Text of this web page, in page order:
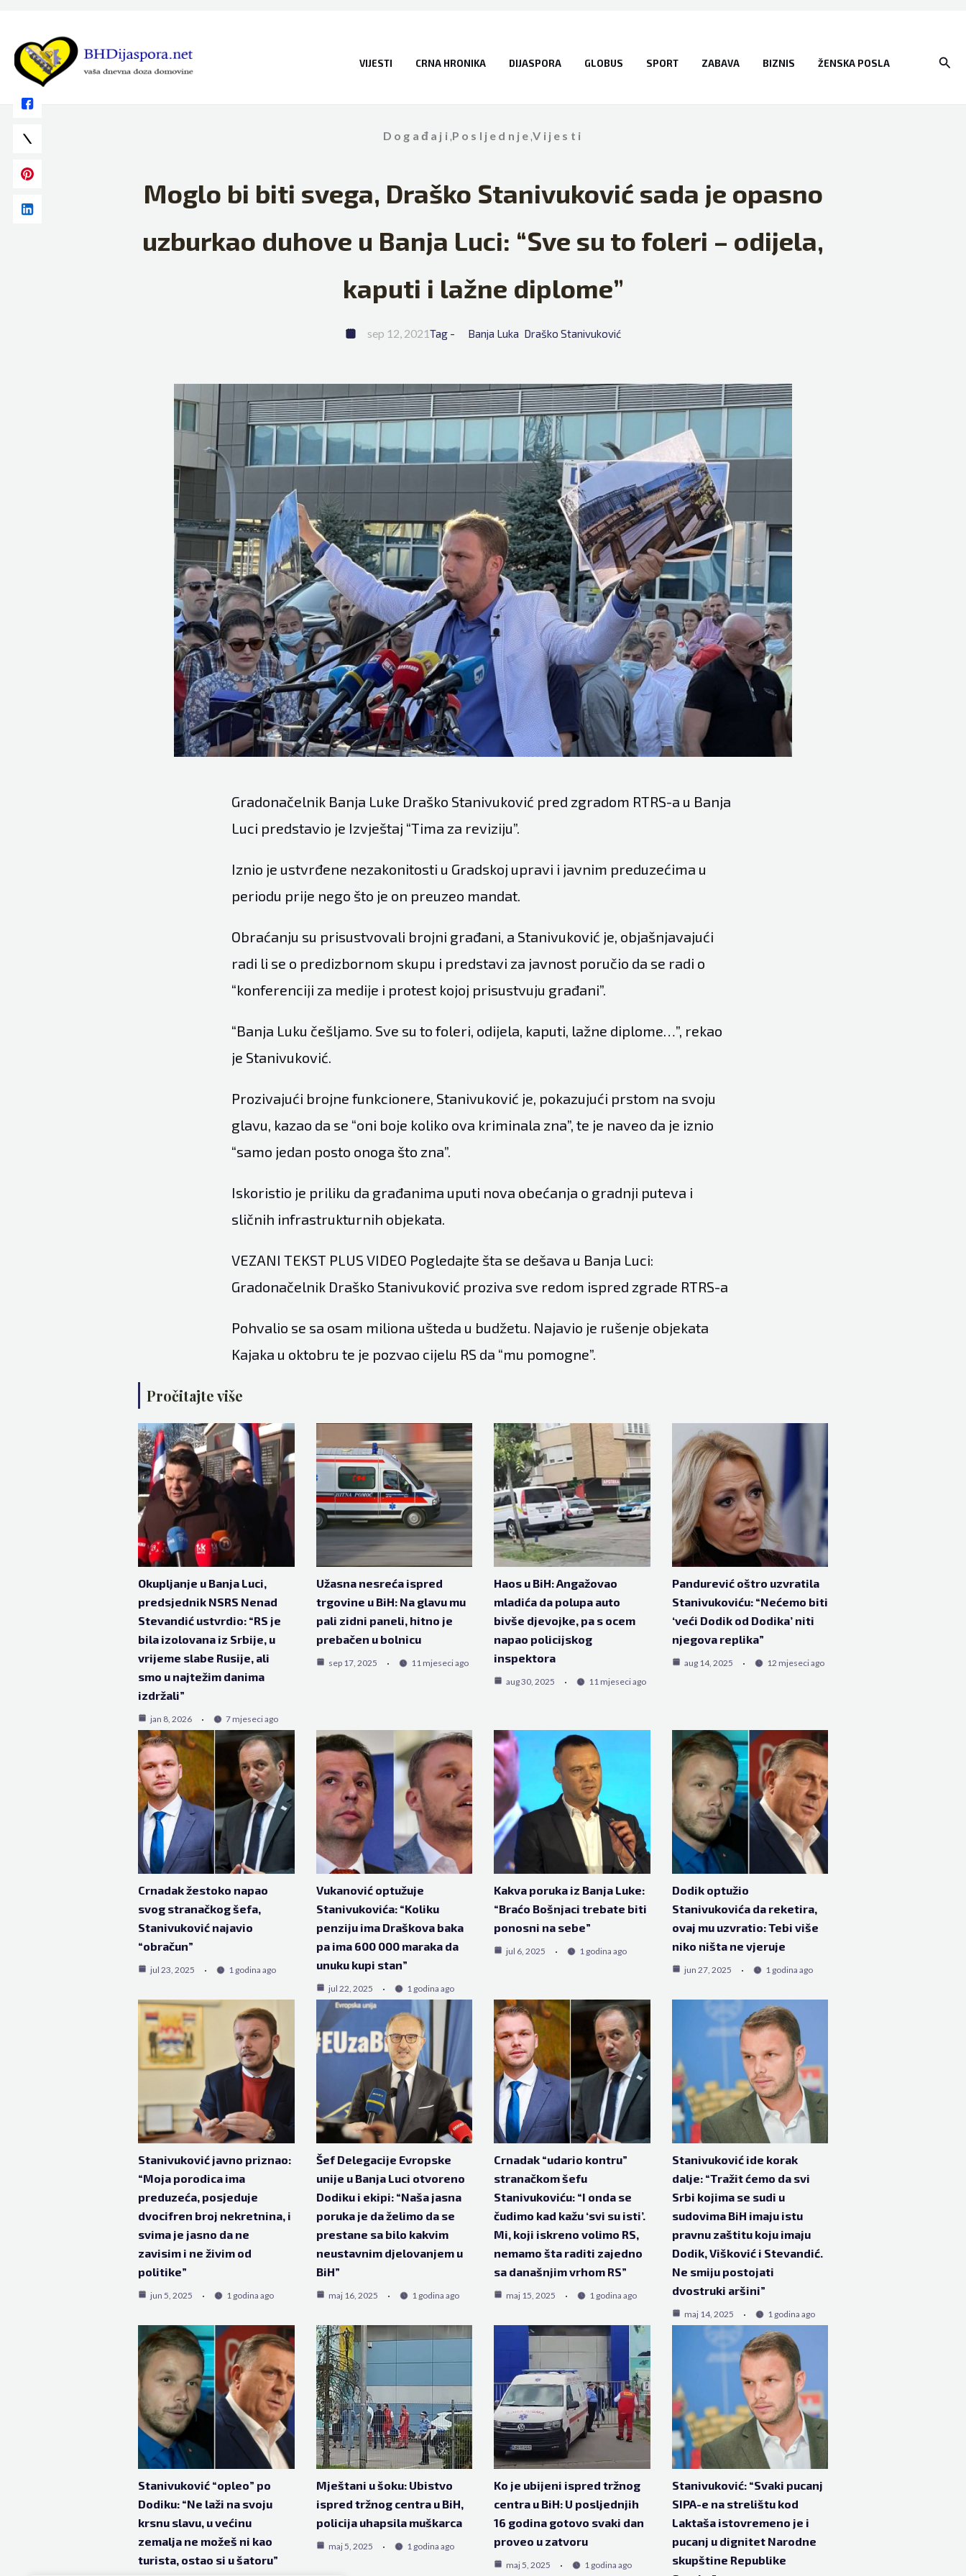
content
VIJESTI CRNA HRONIKA DIJASPORA GLOBUS SPORT ZABAVA BIZNIS ŽENSKA POSLA
Događaji,Posljednje,Vijesti
Moglo bi biti svega, Draško Stanivuković sada je opasno
uzburkao duhove u Banja Luci: “Sve su to foleri – odijela,
kaputi i lažne diplome”
sep 12, 2021Tag - Banja Luka Draško Stanivuković
Gradonačelnik Banja Luke Draško Stanivuković pred zgradom RTRS-a u Banja
Luci predstavio je Izvještaj “Tima za reviziju”.
Iznio je ustvrđene nezakonitosti u Gradskoj upravi i javnim preduzećima u
periodu prije nego što je on preuzeo mandat.
Obraćanju su prisustvovali brojni građani, a Stanivuković je, objašnjavajući
radi li se o predizbornom skupu i predstavi za javnost poručio da se radi o
“konferenciji za medije‬ i protest kojoj prisustvuju građani”.
“Banja Luku češljamo. Sve su to foleri, odijela, kaputi, lažne diplome…”, rekao
je Stanivuković.
Prozivajući brojne funkcionere, Stanivuković je, pokazujući prstom na svoju
glavu, kazao da se “oni boje koliko ova kriminala zna”, te je naveo da je iznio
“samo jedan posto onoga što zna”.
Iskoristio je priliku da građanima uputi nova obećanja o gradnji puteva i
sličnih infrastrukturnih objekata.
VEZANI TEKST PLUS VIDEO Pogledajte šta se dešava u Banja Luci:
Gradonačelnik Draško Stanivuković proziva sve redom ispred zgrade RTRS-a
Pohvalio se sa osam miliona ušteda u budžetu. Najavio je rušenje objekata
Kajaka u oktobru te je pozvao cijelu RS da “mu pomogne”.
Pročitajte više
Okupljanje u Banja Luci,
predsjednik NSRS Nenad
Stevandić ustvrdio: “RS je
bila izolovana iz Srbije, u
vrijeme slabe Rusije, ali
smo u najtežim danima
izdržali”
jan 8, 2026 7 mjeseci ago
Užasna nesreća ispred
trgovine u BiH: Na glavu mu
pali zidni paneli, hitno je
prebačen u bolnicu
sep 17, 2025 11 mjeseci ago
Haos u BiH: Angažovao
mladića da polupa auto
bivše djevojke, pa s ocem
napao policijskog
inspektora
aug 30, 2025 11 mjeseci ago
Pandurević oštro uzvratila
Stanivukoviću: “Nećemo biti
‘veći Dodik od Dodika’ niti
njegova replika”
aug 14, 2025 12 mjeseci ago
Crnadak žestoko napao
svog stranačkog šefa,
Stanivuković najavio
“obračun”
jul 23, 2025 1 godina ago
Vukanović optužuje
Stanivukovića: “Koliku
penziju ima Draškova baka
pa ima 600 000 maraka da
unuku kupi stan”
jul 22, 2025 1 godina ago
Kakva poruka iz Banja Luke:
“Braćo Bošnjaci trebate biti
ponosni na sebe”
jul 6, 2025 1 godina ago
Dodik optužio
Stanivukovića da reketira,
ovaj mu uzvratio: Tebi više
niko ništa ne vjeruje
jun 27, 2025 1 godina ago
Stanivuković javno priznao:
“Moja porodica ima
preduzeća, posjeduje
dvocifren broj nekretnina, i
svima je jasno da ne
zavisim i ne živim od
politike”
jun 5, 2025 1 godina ago
Šef Delegacije Evropske
unije u Banja Luci otvoreno
Dodiku i ekipi: “Naša jasna
poruka je da želimo da se
prestane sa bilo kakvim
neustavnim djelovanjem u
BiH”
maj 16, 2025 1 godina ago
Crnadak “udario kontru”
stranačkom šefu
Stanivukoviću: “I onda se
čudimo kad kažu ‘svi su isti’.
Mi, koji iskreno volimo RS,
nemamo šta raditi zajedno
sa današnjim vrhom RS”
maj 15, 2025 1 godina ago
Stanivuković ide korak
dalje: “Tražit ćemo da svi
Srbi kojima se sudi u
sudovima BiH imaju istu
pravnu zaštitu koju imaju
Dodik, Višković i Stevandić.
Ne smiju postojati
dvostruki aršini”
maj 14, 2025 1 godina ago
Stanivuković “opleo” po
Dodiku: “Ne laži na svoju
krsnu slavu, u većinu
zemalja ne možeš ni kao
turista, ostao si u šatoru”
Mještani u šoku: Ubistvo
ispred tržnog centra u BiH,
policija uhapsila muškarca
maj 5, 2025 1 godina ago
Ko je ubijeni ispred tržnog
centra u BiH: U posljednjih
16 godina gotovo svaki dan
proveo u zatvoru
maj 5, 2025 1 godina ago
Stanivuković: “Svaki pucanj
SIPA-e na strelištu kod
Laktaša istovremeno je i
pucanj u dignitet Narodne
skupštine Republike